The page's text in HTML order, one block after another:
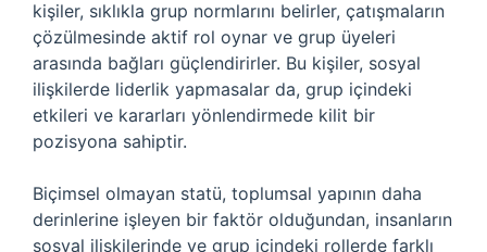
kişiler, sıklıkla grup normlarını belirler, çatışmaların
çözülmesinde aktif rol oynar ve grup üyeleri
arasında bağları güçlendirirler. Bu kişiler, sosyal
ilişkilerde liderlik yapmasalar da, grup içindeki
etkileri ve kararları yönlendirmede kilit bir
pozisyona sahiptir.
Biçimsel olmayan statü, toplumsal yapının daha
derinlerine işleyen bir faktör olduğundan, insanların
sosyal ilişkilerinde ve grup içindeki rollerde farklı